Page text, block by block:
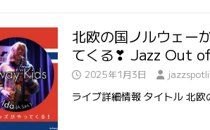
北欧の国ノルウェー
てくる❣ Jazz Out
2025年1月3日
ライブ詳細情報 タイトル 北